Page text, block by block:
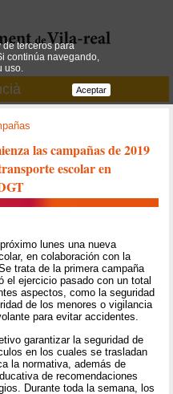
las campañas de 2019
escolar en
lunes una nueva
en colaboración con la
trata de la primera campaña
el ejercicio pasado con un total
aspectos, como la seguridad
de los menores o vigilancia
para evitar accidentes.
garantizar la seguridad de
en los cuales se trasladan
la normativa, además de
de recomendaciones
Durante toda la semana, los
de terceros para
continúa navegando,
uso.
Aceptar